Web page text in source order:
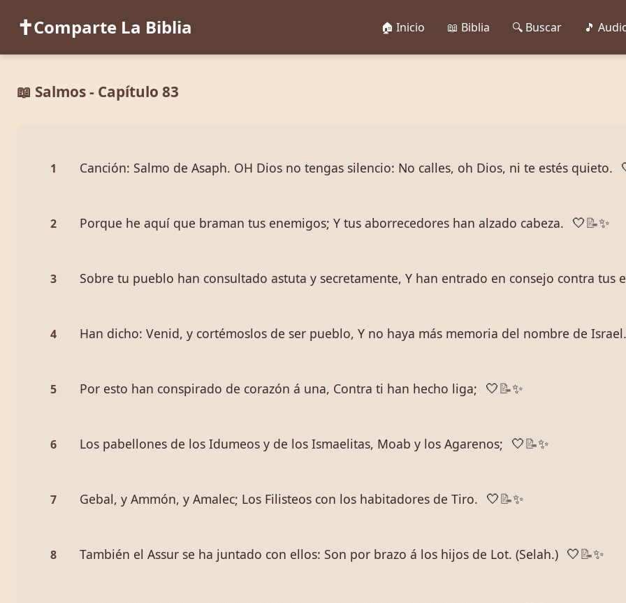
✝️Comparte La Biblia 🏠 Inicio 📖 Biblia 🔍 Buscar 🎵
📖 Salmos - Capítulo 83
1 Canción: Salmo de Asaph. OH Dios no tengas silencio: No calles, oh Dios, ni te estés quieto.
2 Porque he aquí que braman tus enemigos; Y tus aborrecedores han alzado cabeza. 🤍 📝✨
3 Sobre tu pueblo han consultado astuta y secretamente, Y han entrado en consejo contra tus
4 Han dicho: Venid, y cortémoslos de ser pueblo, Y no haya más memoria del nombre de Israel.
5 Por esto han conspirado de corazón á una, Contra ti han hecho liga; 🤍 📝✨
6 Los pabellones de los Idumeos y de los Ismaelitas, Moab y los Agarenos; 🤍 📝✨
7 Gebal, y Ammón, y Amalec; Los Filisteos con los habitadores de Tiro. 🤍 📝✨
8 También el Assur se ha juntado con ellos: Son por brazo á los hijos de Lot. (Selah.) 🤍 📝✨